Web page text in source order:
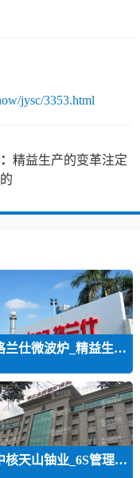
jysc/3353.html
精益生产的变革注定
广东格兰仕微波炉_精益生产等咨询
新疆中核天山铀业_6S管理和精益管